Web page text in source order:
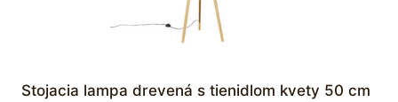
Stojacia lampa drevená s tienidlom kvety 50 cm